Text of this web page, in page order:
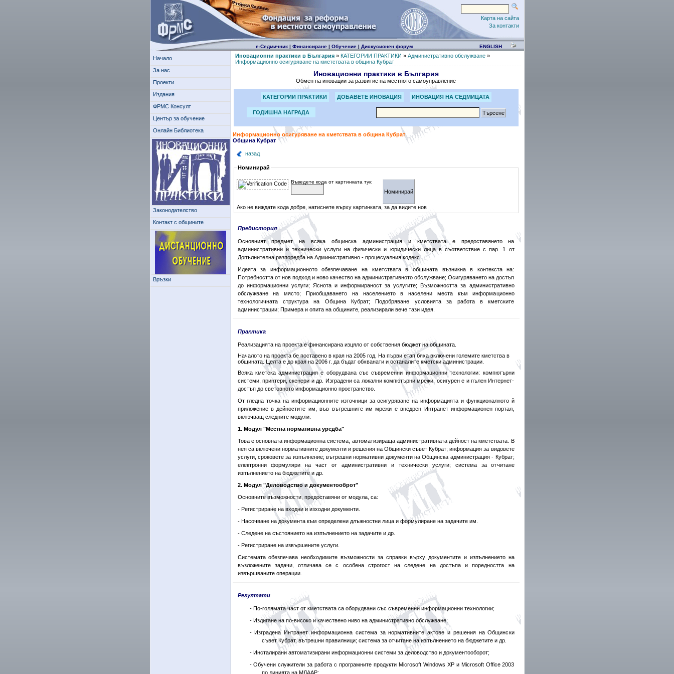
Карта на сайта
За контакти
е-Седмичник| Финансиране| Обучение| Дискусионен форум ENGLISH
Начало
За нас
Проекти
Издания
ФРМС Консулт
Център за обучение
Онлайн Библиотека
Законодателство
Контакт с общините
Връзки
Иновационни практики в България» КАТЕГОРИИ ПРАКТИКИ » Административно обслужване»
Информационно осигуряване на кметствата в община Кубрат
Иновационни практики в България
Обмен на иновации за развитие на местното самоуправление
КАТЕГОРИИ ПРАКТИКИ ДОБАВЕТЕ ИНОВАЦИЯ ИНОВАЦИЯ НА СЕДМИЦАТА
ГОДИШНА НАГРАДА
Информационно осигуряване на кметствата в община Кубрат
Община Кубрат
назад
Номинирай
Въведете кода от картинката тук:
Ако не виждате кода добре, натиснете върху картинката, за да видите нов
Предистория
Основният предмет на всяка общинска администрация и кметствата е предоставянето на
административни и технически услуги на физически и юридически лица в съответствие с пар. 1 от
Допълнителна разпоредба на Административно - процесуалния кодекс.
Идеята за информационното обезпечаване на кметствата в общината възникна в контекста на:
Потребността от нов подход и ново качество на административното обслужване; Осигуряването на достъп
до информационни услуги; Яснота и информираност за услугите; Възможността за административно
обслужване на място; Приобщаването на населението в населени места към информационно
технологичната структура на Община Кубрат; Подобряване условията за работа в кметските
администрации; Примера и опита на общините, реализирали вече тази идея.
Практика
Реализацията на проекта е финансирана изцяло от собствения бюджет на общината.
Началото на проекта бе поставено в края на 2005 год. На първи етап бяха включени големите кметства в
общината. Целта е до края на 2006 г. да бъдат обхванати и останалите кметски администрации.
Всяка кметска администрация е оборудвана със съвременни информационни технологии: компютърни
системи, принтери, скенери и др. Изградени са локални компютърни мрежи, осигурен е и пълен Интернет-
достъп до световното информационно пространство.
От гледна точка на информационните източници за осигуряване на информацията и функционалното й
приложение в дейностите им, във вътрешните им мрежи е внедрен Интранет информационен портал,
включващ следните модули:
1. Модул "Местна нормативна уредба"
Това е основната информационна система, автоматизираща административната дейност на кметствата. В
нея са включени нормативните документи и решения на Общински съвет Кубрат; информация за видовете
услуги, сроковете за изпълнение; вътрешни нормативни документи на Общинска администрация - Кубрат;
електронни формуляри на част от административни и технически услуги; система за отчитане
изпълнението на бюджетите и др.
2. Модул "Деловодство и документооброт"
Основните възможности, предоставяни от модула, са:
- Регистриране на входни и изходни документи.
- Насочване на документа към определени длъжностни лица и формулиране на задачите им.
- Следене на състоянието на изпълнението на задачите и др.
- Регистриране на извършените услуги.
Системата обезпечава необходимите възможности за справки върху документите и изпълнението на
възложените задачи, отличава се с особена строгост на следене на достъпа и поредността на
извършваните операции.
Резултати
- По-голямата част от кметствата са оборудвани със съвременни информационни технологии;
- Издигане на по-високо и качествено ниво на административно обслужване;
- Изградена Интранет информационна система за нормативните актове и решения на Общински
съвет Кубрат, вътрешни правилници; система за отчитане на изпълнението на бюджетите и др.
- Инсталирани автоматизирани информационни системи за деловодство и документооборот;
- Обучени служители за работа с програмните продукти Microsoft Windows XP и Microsoft Office 2003
по линията на МДААР;